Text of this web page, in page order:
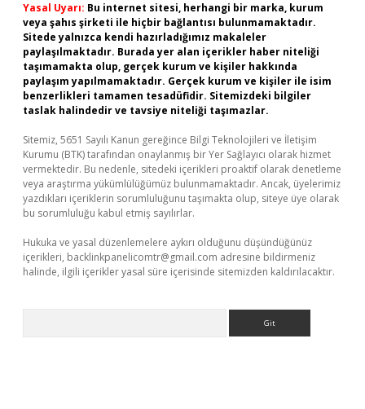
Yasal Uyarı: Bu internet sitesi, herhangi bir marka, kurum
veya şahıs şirketi ile hiçbir bağlantısı bulunmamaktadır.
Sitede yalnızca kendi hazırladığımız makaleler
paylaşılmaktadır. Burada yer alan içerikler haber niteliği
taşımamakta olup, gerçek kurum ve kişiler hakkında
paylaşım yapılmamaktadır. Gerçek kurum ve kişiler ile isim
benzerlikleri tamamen tesadüfidir. Sitemizdeki bilgiler
taslak halindedir ve tavsiye niteliği taşımazlar.
Sitemiz, 5651 Sayılı Kanun gereğince Bilgi Teknolojileri ve İletişim
Kurumu (BTK) tarafından onaylanmış bir Yer Sağlayıcı olarak hizmet
vermektedir. Bu nedenle, sitedeki içerikleri proaktif olarak denetleme
veya araştırma yükümlülüğümüz bulunmamaktadır. Ancak, üyelerimiz
yazdıkları içeriklerin sorumluluğunu taşımakta olup, siteye üye olarak
bu sorumluluğu kabul etmiş sayılırlar.
Hukuka ve yasal düzenlemelere aykırı olduğunu düşündüğünüz
içerikleri, backlinkpanelicomtr@gmail.com adresine bildirmeniz
halinde, ilgili içerikler yasal süre içerisinde sitemizden kaldırılacaktır.